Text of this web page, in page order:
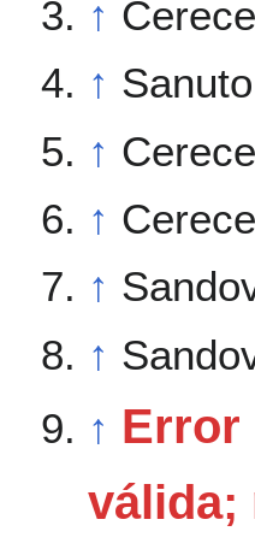
↑
↑
↑
↑
↑
↑
↑ Error
válida;